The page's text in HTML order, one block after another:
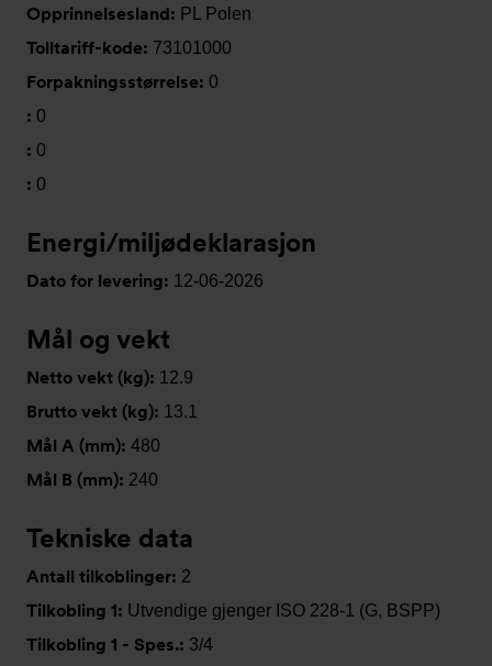
Opprinnelsesland: PL Polen
Tolltariff-kode: 73101000
Forpakningsstørrelse: 0
: 0
: 0
: 0
Energi/miljødeklarasjon
Dato for levering: 12-06-2026
Mål og vekt
Netto vekt (kg): 12.9
Brutto vekt (kg): 13.1
Mål A (mm): 480
Mål B (mm): 240
Tekniske data
Antall tilkoblinger: 2
Tilkobling 1: Utvendige gjenger ISO 228-1 (G, BSPP)
Tilkobling 1 - Spes.: 3/4